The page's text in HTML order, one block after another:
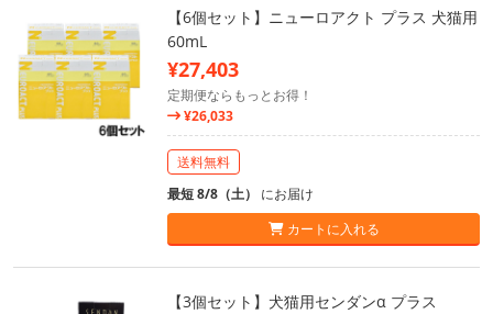
【6個セット】ニューロアクト プラス 犬猫用
60mL
¥27,403
定期便ならもっとお得！
¥26,033
送料無料
最短 8/8（土） にお届け
カートに入れる
【3個セット】犬猫用センダンα プラス